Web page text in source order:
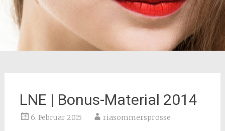
LNE | Bonus-Material 2014
6. Februar 2015 riasommersprosse